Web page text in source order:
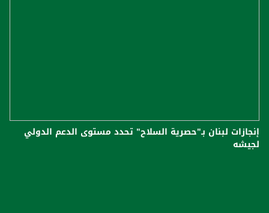
إنجازات لبنان بـ"حصرية السلاح" تحدد مستوى الدعم الدولي
لجيشه